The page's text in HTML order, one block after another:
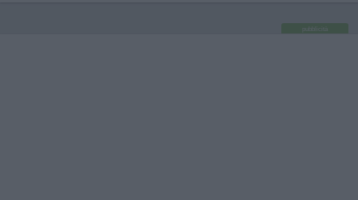
pubblicità